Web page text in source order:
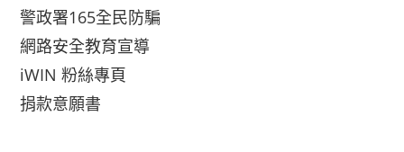
警政署165全民防騙
網路安全教育宣導
iWIN 粉絲專頁
捐款意願書